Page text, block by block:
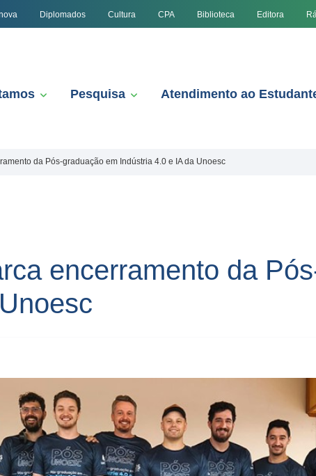
Diplomados Cultura CPA Biblioteca Editora
Pesquisa Atendimento ao
da Pós-graduação em Indústria 4.0 e IA da Unoesc
encerramento da